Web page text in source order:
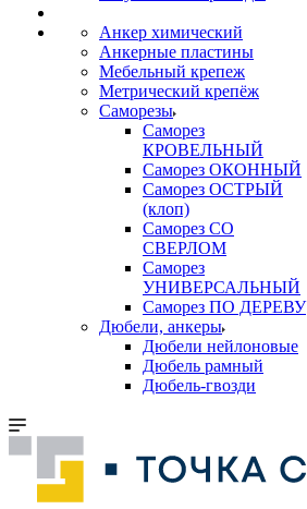
Анкер химический
Анкерные пластины
Мебельный крепеж
Метрический крепёж
Саморезы
Саморез
КРОВЕЛЬНЫЙ
Саморез ОКОННЫЙ
Саморез ОСТРЫЙ
(клоп)
Саморез СО
СВЕРЛОМ
Саморез
УНИВЕРСАЛЬНЫЙ
Саморез ПО ДЕРЕВУ
Дюбели, анкеры
Дюбели нейлоновые
Дюбель рамный
Дюбель-гвозди